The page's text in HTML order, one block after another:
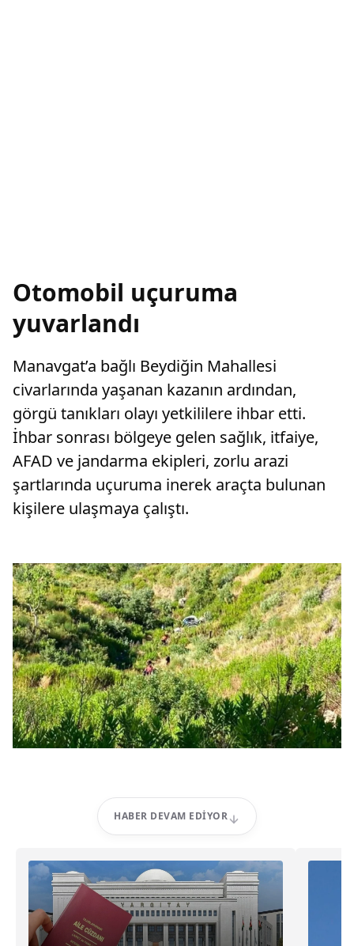
Otomobil uçuruma
yuvarlandı
Manavgat’a bağlı Beydiğin Mahallesi
civarlarında yaşanan kazanın ardından,
görgü tanıkları olayı yetkililere ihbar etti.
İhbar sonrası bölgeye gelen sağlık, itfaiye,
AFAD ve jandarma ekipleri, zorlu arazi
şartlarında uçuruma inerek araçta bulunan
kişilere ulaşmaya çalıştı.
HABER DEVAM EDIYOR